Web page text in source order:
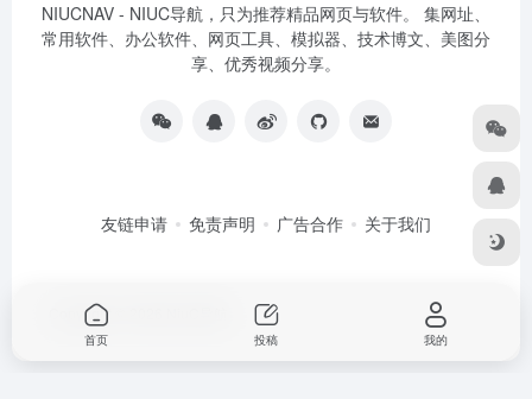
NIUCNAV - NIUC导航，只为推荐精品网页与软件。 集网址、
常用软件、办公软件、网页工具、模拟器、技术博文、美图分
享、优秀视频分享。
友链申请 免责声明 广告合作 关于我们
Copyright © 2026
首页 投稿 我的